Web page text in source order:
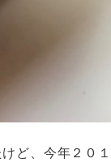
ど、今年２０１